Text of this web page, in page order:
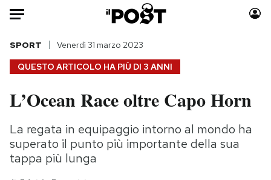
Auto
HOME
Italia
Politica
Tecnologia
Moda
Consumismi
QUESTO ARTICOLO HA PIÙ DI 3 ANNI
SPORT Venerdì 31 marzo 2023
L’Ocean Race oltre Capo Horn
La regata in equipaggio intorno al mondo ha
superato il punto più importante della sua
tappa più lunga